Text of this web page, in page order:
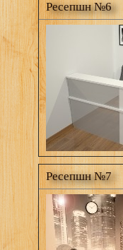
Ресепшн №6
Ресепшн №7